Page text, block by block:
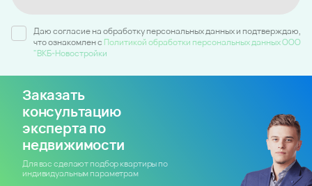
Даю согласие на обработку персональных данных и подтверждаю,
что ознакомлен c Политикой обработки персональных данных ООО
"ВКБ-Новостройки
Заказать
консультацию
эксперта по
недвижимости
Для вас сделают подбор квартиры по
индивидуальным параметрам